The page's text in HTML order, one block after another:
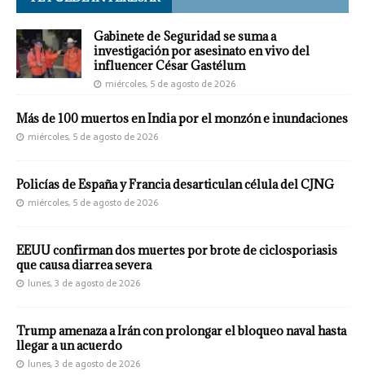
Gabinete de Seguridad se suma a
investigación por asesinato en vivo del
influencer César Gastélum
miércoles, 5 de agosto de 2026
Más de 100 muertos en India por el monzón e inundaciones
miércoles, 5 de agosto de 2026
Policías de España y Francia desarticulan célula del CJNG
miércoles, 5 de agosto de 2026
EEUU confirman dos muertes por brote de ciclosporiasis
que causa diarrea severa
lunes, 3 de agosto de 2026
Trump amenaza a Irán con prolongar el bloqueo naval hasta
llegar a un acuerdo
lunes, 3 de agosto de 2026